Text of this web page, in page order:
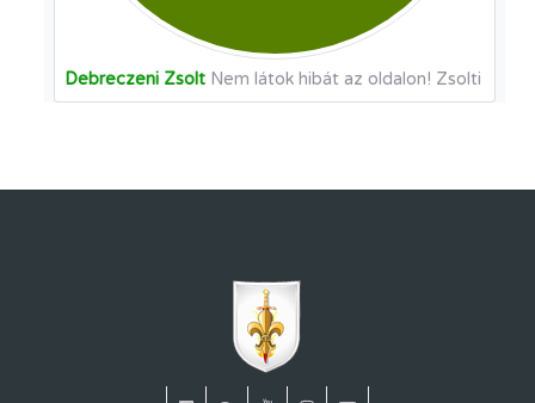
Debreczeni Zsolt Nem látok hibát az oldalon! Zsolti